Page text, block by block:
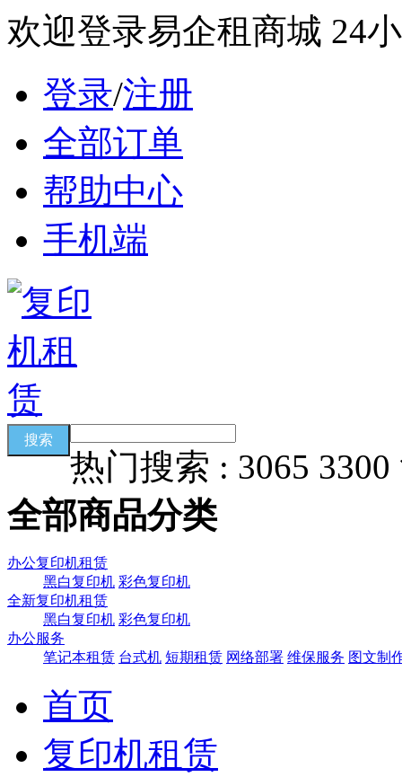
欢迎登录易企租商城 24
登录/注册
全部订单
帮助中心
手机端
热门搜索 : 3065
全部商品分类
办公复印机租赁
黑白复印机 彩色复印机
全新复印机租赁
黑白复印机 彩色复印机
办公服务
笔记本租赁 台式机 短期租赁 网络部署 维保服务 图文制
首页
复印机租赁